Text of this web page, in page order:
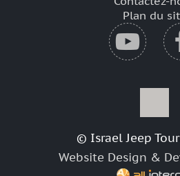
Plan du
© Israel Jeep
Website Design &